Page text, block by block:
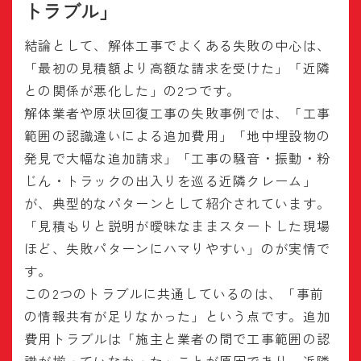
トラブル」
結論として、解体工事でよくある失敗の中心は、
「最初の見積額より高額な請求を受けた」「近隣
との関係が悪化した」の2つです。
解体業者や原状回復工事の失敗事例では、「工事
範囲の認識違いによる追加費用」「地中埋設物の
発見で大幅な追加請求」「工事の騒音・振動・粉
じん・トラックの出入りを巡る近隣クレーム」
が、典型的なパターンとして紹介されています。
「見積もりと説明が曖昧なままスタートした現場
ほど、失敗パターンにハマりやすい」のが実情で
す。
この2つのトラブルに共通しているのは、「事前
の情報共有が足りなかった」という点です。追加
費用トラブルは「施主と業者の間で工事範囲の認